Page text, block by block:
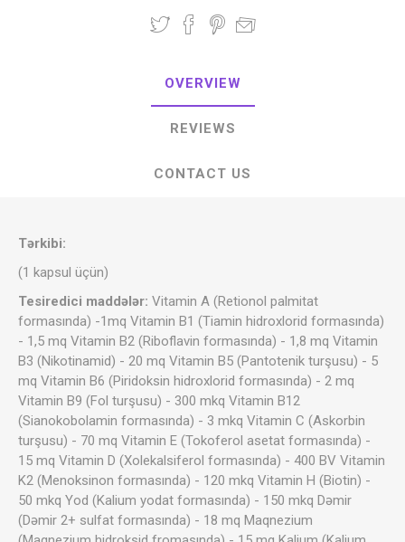
OVERVIEW
REVIEWS
CONTACT US
Tərkibi:
(1 kapsul üçün)
Tesiredici maddələr: Vitamin A (Retionol palmitat
formasında) -1mq Vitamin B1 (Tiamin hidroxlorid formasında)
- 1,5 mq Vitamin B2 (Riboflavin formasında) - 1,8 mq Vitamin
B3 (Nikotinamid) - 20 mq Vitamin B5 (Pantotenik turşusu) - 5
mq Vitamin B6 (Piridoksin hidroxlorid formasında) - 2 mq
Vitamin B9 (Fol turşusu) - 300 mkq Vitamin B12
(Sianokobolamin formasında) - 3 mkq Vitamin C (Askorbin
turşusu) - 70 mq Vitamin E (Tokoferol asetat formasında) -
15 mq Vitamin D (Xolekalsiferol formasında) - 400 BV Vitamin
K2 (Menoksinon formasında) - 120 mkq Vitamin H (Biotin) -
50 mkq Yod (Kalium yodat formasında) - 150 mkq Dəmir
(Dəmir 2+ sulfat formasında) - 18 mq Maqnezium